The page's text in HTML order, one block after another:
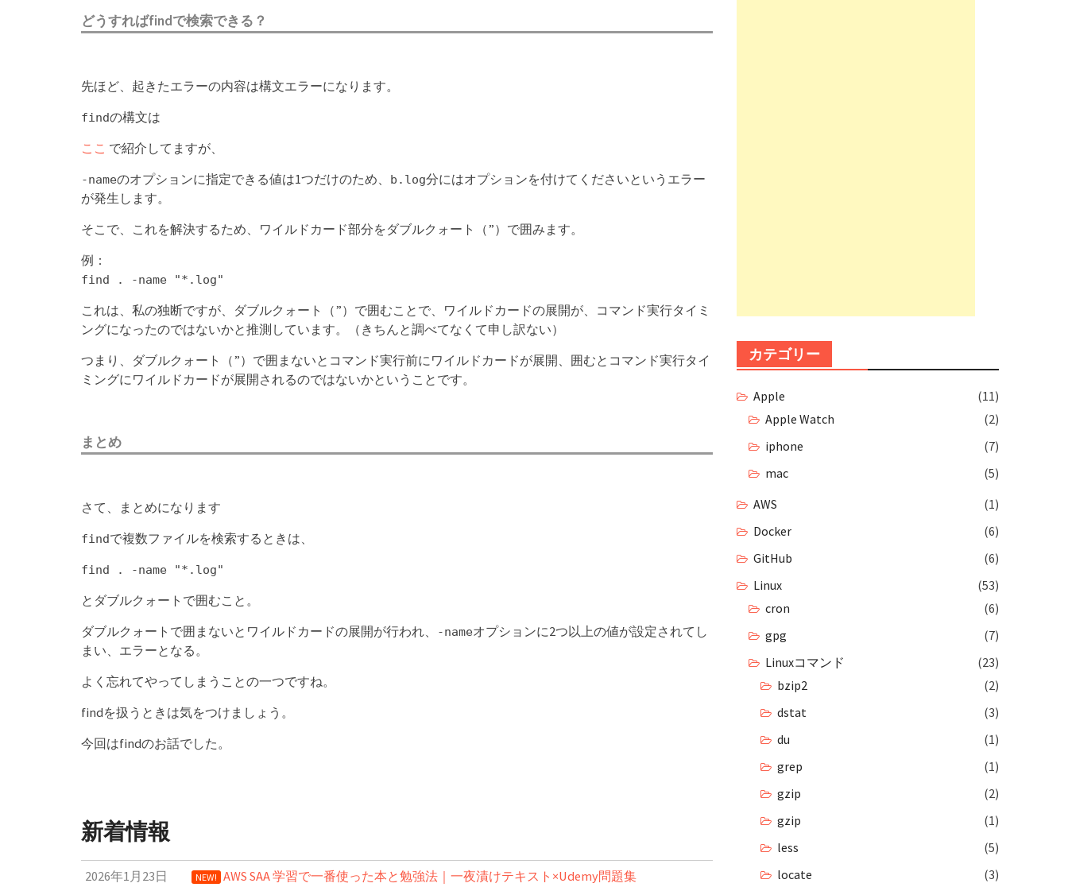
どうすればfindで検索できる？
先ほど、起きたエラーの内容は構文エラーになります。
findの構文は
ここ で紹介してますが、
-nameのオプションに指定できる値は1つだけのため、 b.log分にはオプションを付けてくださいというエラー
が発生します。
そこで、これを解決するため、ワイルドカード部分をダブルクォート（”）で囲みます。
例：
find . -name "*.log"
これは、私の独断ですが、ダブルクォート（”）で囲むことで、ワイルドカードの展開が、コマンド実行タイミ
ングになったのではないかと推測しています。（きちんと調べてなくて申し訳ない）
つまり、ダブルクォート（”）で囲まないとコマンド実行前にワイルドカードが展開、囲むとコマンド実行タイ
ミングにワイルドカードが展開されるのではないかということです。
まとめ
さて、まとめになります
findで複数ファイルを検索するときは、
find . -name "*.log"
とダブルクォートで囲むこと。
ダブルクォートで囲まないとワイルドカードの展開が行われ、
-nameオプションに2つ以上の値が設定されてし
まい、エラーとなる。
よく忘れてやってしまうことの一つですね。
findを扱うときは気をつけましょう。
今回はfindのお話でした。
新着情報
2026年1月23日 NEW! AWS SAA 学習で一番使った本と勉強法｜一夜漬けテキスト×Udemy問題集
カテゴリー
Apple
(11)
Apple Watch
(2)
iphone
(7)
mac
(5)
AWS
(1)
Docker
(6)
GitHub
(6)
Linux
(53)
cron
(6)
gpg
(7)
Linuxコマンド
(23)
bzip2
(2)
dstat
(3)
du
(1)
grep
(1)
gzip
(2)
gzip
(1)
less
(5)
locate
(3)